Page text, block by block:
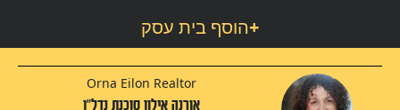
הוסף בית עסק+
Orna Eilon Realtor
אורנה אילון סוכנת נדל"ן